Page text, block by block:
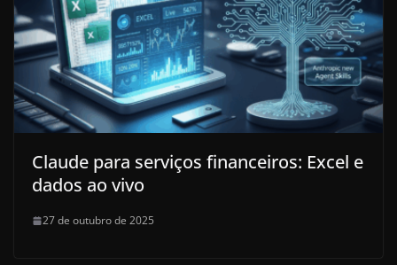
Claude para serviços financeiros: Excel e
dados ao vivo
27 de outubro de 2025